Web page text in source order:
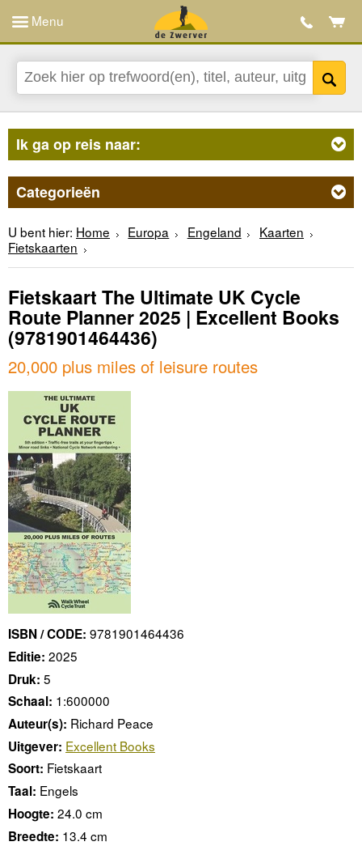
Menu
Ik ga op reis naar:
Categorieën
U bent hier: Home Europa Engeland
Kaarten
Fietskaarten
Fietskaart The Ultimate UK Cycle
Route Planner 2025 | Excellent Books
(9781901464436)
20,000 plus miles of leisure routes
ISBN / CODE: 9781901464436
Editie: 2025
Druk: 5
Schaal: 1:600000
Auteur(s): Richard Peace
Uitgever: Excellent Books
Soort: Fietskaart
Taal: Engels
Hoogte: 24.0 cm
Breedte: 13.4 cm